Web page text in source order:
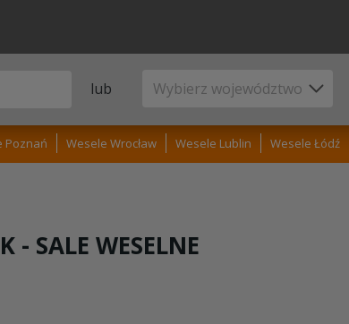
lub
Poznań Wesele Wrocław Wesele Lublin Wesele Łódź
- SALE WESELNE